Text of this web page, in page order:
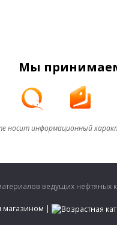
Мы
носит информационный
ведущих нефтяных
магазином |